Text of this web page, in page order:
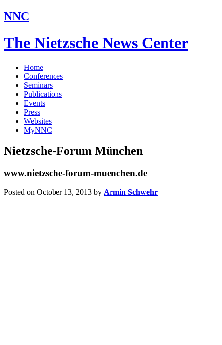
NNC
The Nietzsche News Center
Home
Conferences
Seminars
Publications
Events
Press
Websites
MyNNC
Nietzsche-Forum München
www.nietzsche-forum-muenchen.de
Posted on October 13, 2013 by Armin Schwehr